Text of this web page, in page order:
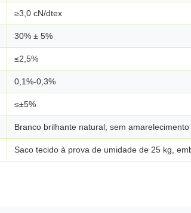
≥3,0 cN/dtex
30% ± 5%
≤2,5%
0,1%-0,3%
≤±5%
Branco brilhante natural, sem amarelecimento
Saco tecido à prova de umidade de 25 kg,